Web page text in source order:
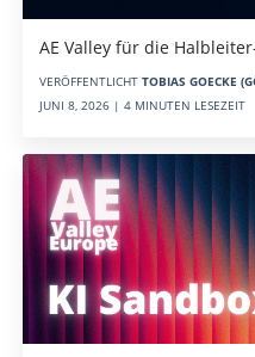
AE Valley für die
VERÖFFENTLICHT TOBIAS GOECKE
JUNI 8, 2026 | 4 MINUTEN LESEZEIT